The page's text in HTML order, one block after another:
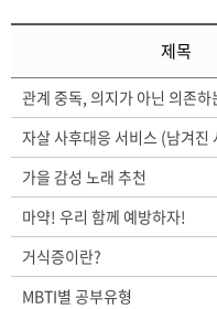
제목
가을 감성 노래 추천
마약! 우리 함께 예방하자!
거식증이란?
MBTI별 공부유형